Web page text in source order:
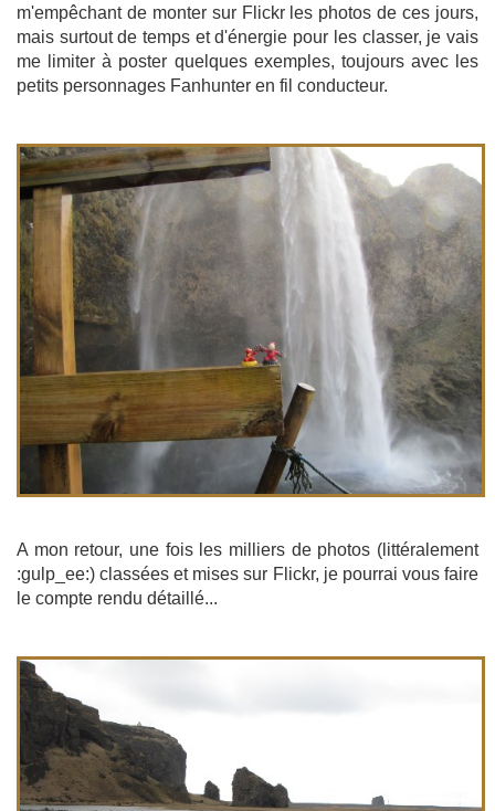
m'empêchant de monter sur Flickr les photos de ces jours,
mais surtout de temps et d'énergie pour les classer, je vais
me limiter à poster quelques exemples, toujours avec les
petits personnages Fanhunter en fil conducteur.
A mon retour, une fois les milliers de photos (littéralement
:gulp_ee:) classées et mises sur Flickr, je pourrai vous faire
le compte rendu détaillé...